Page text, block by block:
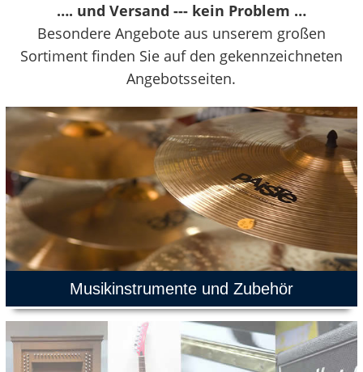
…. und Versand --- kein Problem …
Besondere Angebote aus unserem großen
Sortiment finden Sie auf den gekennzeichneten
Angebotsseiten.
Musikinstrumente und Zubehör